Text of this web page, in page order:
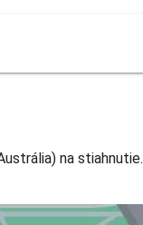
na stiahnutie.